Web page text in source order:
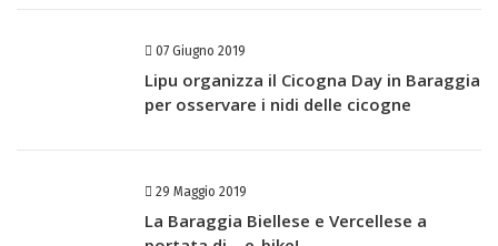
07 Giugno 2019
Lipu organizza il Cicogna Day in Baraggia
per osservare i nidi delle cicogne
29 Maggio 2019
La Baraggia Biellese e Vercellese a